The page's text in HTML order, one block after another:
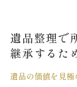
遺品整理で
継承するた
遺品の価値を見極